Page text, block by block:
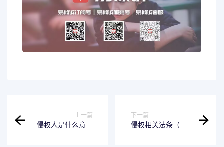
上一篇
侵权人是什么意思
下一篇
侵权相关法条（有